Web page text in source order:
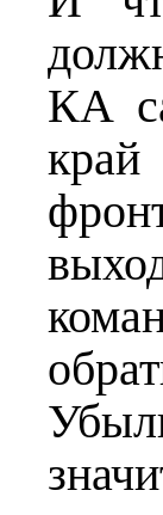
КА